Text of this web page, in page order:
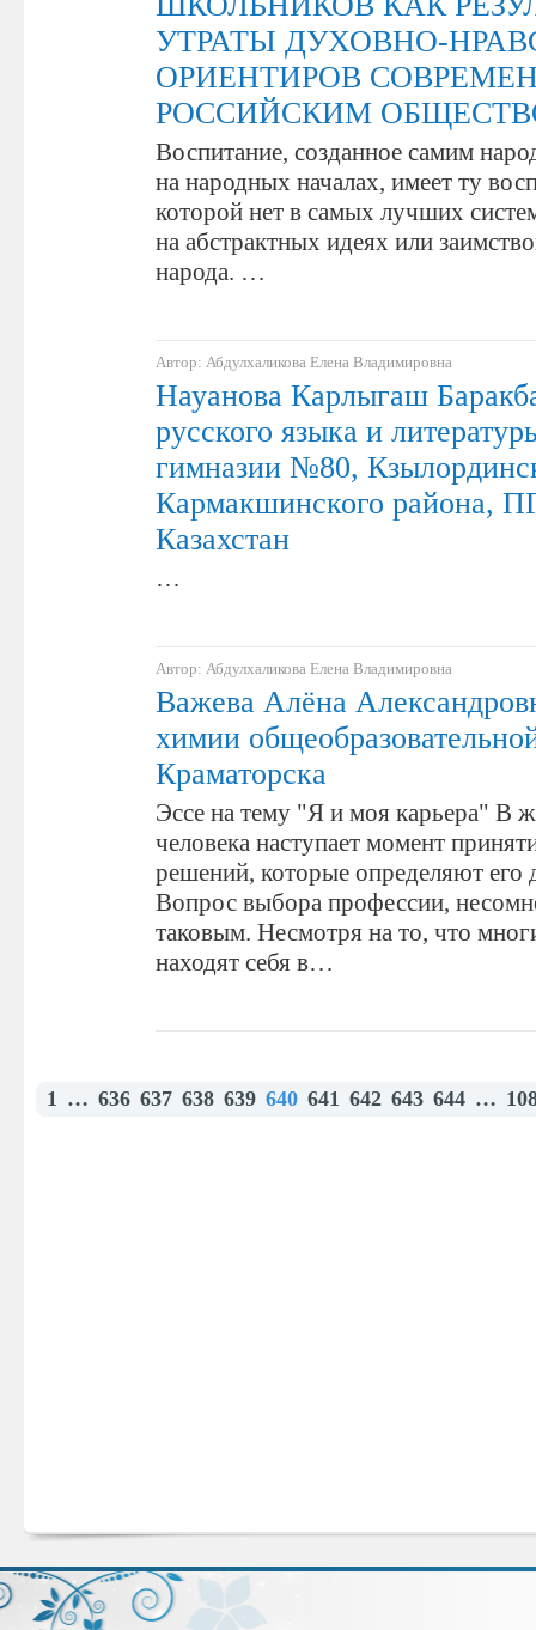
УТРАТЫ ДУХОВНО-
ОРИЕНТИРОВ
РОССИЙСКИМ
Воспитание, созданное самим
на народных началах, имеет ту
которой нет в самых лучших
на абстрактных идеях или
народа. …
Автор: Абдулхаликова Елена Владимировна
Науанова Карлыгаш
русского языка и
гимназии №80,
Кармакшинского района,
Казахстан
…
Автор: Абдулхаликова Елена Владимировна
Важева Алёна
химии
Краматорска
Эссе на тему "Я и моя карьера" В
человека наступает момент
решений, которые определяют его
Вопрос выбора профессии,
таковым. Несмотря на то, что
находят себя в…
1 … 636 637 638 639 640 641 642 643 644 …